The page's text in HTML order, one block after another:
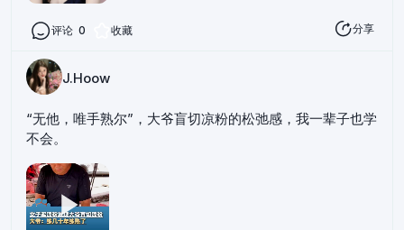
评论 0 收藏 分享
J.Hoow
“无他，唯手熟尔”，大爷盲切凉粉的松弛感，我一辈子也学
不会。